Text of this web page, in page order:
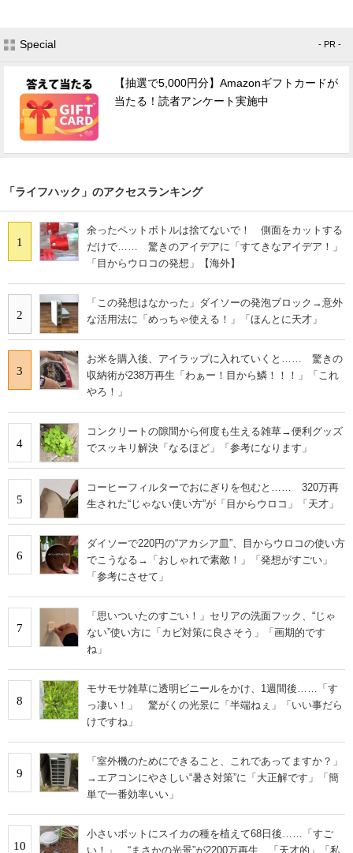
Special - PR -
【抽選で5,000円分】Amazonギフトカードが
当たる！読者アンケート実施中
「ライフハック」のアクセスランキング
1
余ったペットボトルは捨てないで！ 側面をカットする
だけで…… 驚きのアイデアに「すてきなアイデア！」
「目からウロコの発想」【海外】
2
「この発想はなかった」ダイソーの発泡ブロック→意外
な活用法に「めっちゃ使える！」「ほんとに天才」
3
お米を購入後、アイラップに入れていくと…… 驚きの
収納術が238万再生「わぁー！目から鱗！！！」「これ
やろ！」
4
コンクリートの隙間から何度も生える雑草→便利グッズ
でスッキリ解決「なるほど」「参考になります」
5
コーヒーフィルターでおにぎりを包むと…… 320万再
生された“じゃない使い方”が「目からウロコ」「天才」
6
ダイソーで220円の“アカシア皿”、目からウロコの使い方
でこうなる→「おしゃれで素敵！」「発想がすごい」
「参考にさせて」
7
「思いついたのすごい！」セリアの洗面フック、“じゃ
ない”使い方に「カビ対策に良さそう」「画期的です
ね」
8
モサモサ雑草に透明ビニールをかけ、1週間後……「す
っ凄い！」 驚がくの光景に「半端ねぇ」「いい事だら
けですね」
9
「室外機のためにできること、これであってますか？」
→エアコンにやさしい“暑さ対策”に「大正解です」「簡
単で一番効率いい」
10
小さいポットにスイカの種を植えて68日後……「すご
い！」 “まさかの光景”が2200万再生 「天才的」「私